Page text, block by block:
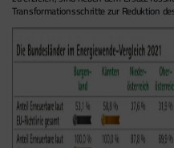
Transformationsschritte zur Reduktion